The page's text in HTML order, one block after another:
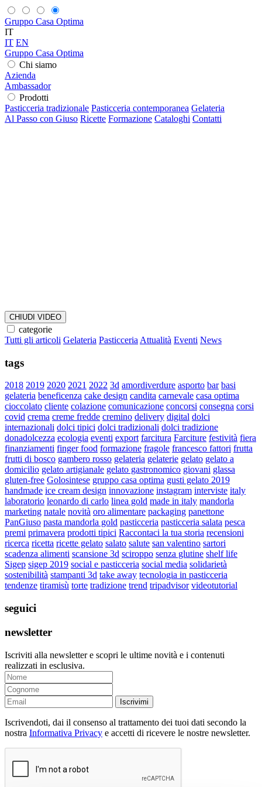
Gruppo Casa Optima
IT
IT EN
Gruppo Casa Optima
Chi siamo
Azienda
Ambassador
Prodotti
Pasticceria tradizionale Pasticceria contemporanea Gelateria
Al Passo con Giuso Ricette Formazione Cataloghi Contatti
CHIUDI VIDEO
categorie
Tutti gli articoli Gelateria Pasticceria Attualità Eventi News
tags
2018 2019 2020 2021 2022 3d amordiverdure asporto bar basi
gelateria beneficenza cake design candita carnevale casa optima
cioccolato cliente colazione comunicazione concorsi consegna corsi
covid crema creme fredde cremino delivery digital dolci
internazionali dolci tipici dolci tradizionali dolci tradizione
donadolcezza ecologia eventi export farcitura Farciture festività fiera
finanziamenti finger food formazione fragole francesco fattori frutta
frutti di bosco gambero rosso gelateria gelaterie gelato gelato a
domicilio gelato artigianale gelato gastronomico giovani glassa
gluten-free Golosintese gruppo casa optima gusti gelato 2019
handmade ice cream design innovazione instagram interviste italy
laboratorio leonardo di carlo linea gold made in italy mandorla
marketing natale novità oro alimentare packaging panettone
PanGiuso pasta mandorla gold pasticceria pasticceria salata pesca
premi primavera prodotti tipici Raccontaci la tua storia recensioni
ricerca ricetta ricette gelato salato salute san valentino sartori
scadenza alimenti scansione 3d sciroppo senza glutine shelf life
Sigep sigep 2019 social e pasticceria social media solidarietà
sostenibilità stampanti 3d take away tecnologia in pasticceria
tendenze tiramisù torte tradizione trend tripadvisor videotutorial
seguici
newsletter
Iscriviti alla newsletter e scopri le ultime novità e i contenuti
realizzati in esclusiva.
Iscrivimi
Iscrivendoti, dai il consenso al trattamento dei tuoi dati secondo la
nostra Informativa Privacy e accetti di ricevere le nostre newsletter.